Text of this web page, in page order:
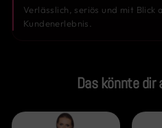
Verlässlich, seriös und mit
Kundenerlebnis.
Das könnte dir